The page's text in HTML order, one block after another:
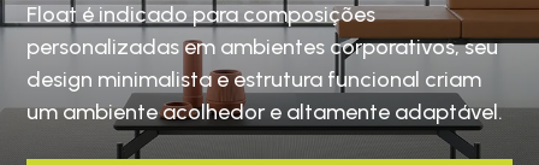
Float é indicado para composições
personalizadas em ambientes corporativos, seu
design minimalista e estrutura funcional criam
um ambiente acolhedor e altamente adaptável.